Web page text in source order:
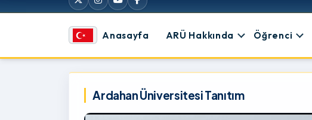
Anasayfa ARÜ Hakkında Öğrenci
Ardahan Üniversitesi
Ardahan Üniversitesi Tanıtım